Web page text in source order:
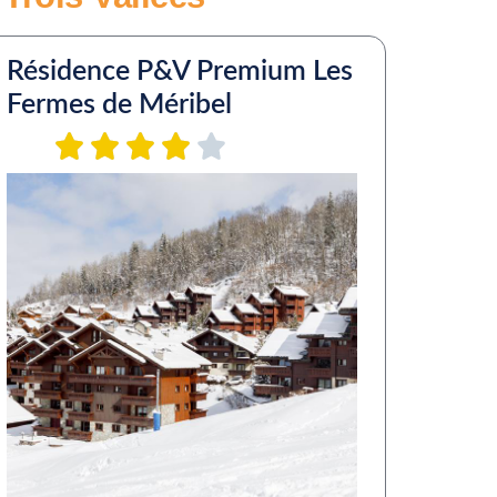
Résidence P&V Premium Les
Fermes de Méribel